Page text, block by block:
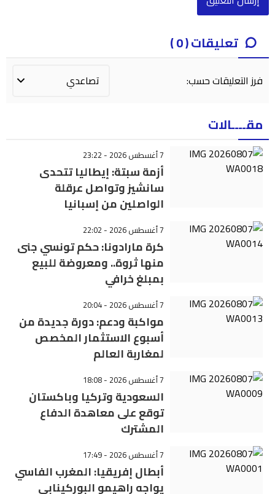
تعليقات ( 0 )
فرز التعليقات حسب:
مقــــالات
7 أغسطس 2026 - 23:22
أزمة سبتة: إيطاليا تتحدى
سانشيز وتواصل عرقلة
الواصلين من إسبانيا
7 أغسطس 2026 - 22:02
كرة مارادونا: حكم تونسي جنى
منها ثروة.. ومعروضة للبيع
بمبلغ خرافي
7 أغسطس 2026 - 20:04
مواكبة ودعم: دورة جديدة من
أسبوع الاستثمار المخصص
لمغاربة العالم
7 أغسطس 2026 - 18:08
السعودية وتركيا وباكستان
توقع على معاهدة الدفاع
المشترك
7 أغسطس 2026 - 17:49
أبطال إفريقيا: المغرب الفاسي
يواجه راهيمو البوركينابي